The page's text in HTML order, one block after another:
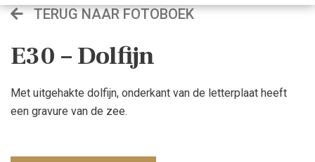
TERUG NAAR FOTOBOEK
E30 – Dolfijn
Met uitgehakte dolfijn, onderkant van de letterplaat heeft
een gravure van de zee.